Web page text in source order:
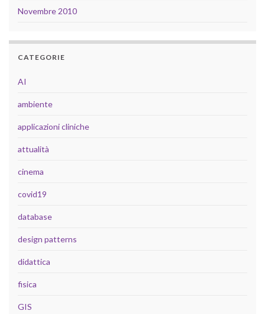
Novembre 2010
CATEGORIE
AI
ambiente
applicazioni cliniche
attualità
cinema
covid19
database
design patterns
didattica
fisica
GIS